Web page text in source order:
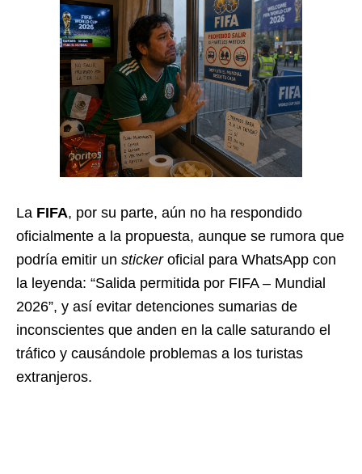
La FIFA, por su parte, aún no ha respondido
oficialmente a la propuesta, aunque se rumora que
podría emitir un stickeroficial para WhatsApp con
la leyenda: “Salida permitida por FIFA – Mundial
2026”, y así evitar detenciones sumarias de
inconscientes que anden en la calle saturando el
tráfico y causándole problemas a los turistas
extranjeros.